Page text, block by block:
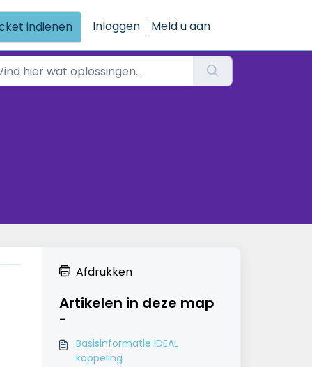
indienen Inloggen Meld u aan
Afdrukken
Artikelen in deze map
-
Basisinformatie iDEAL
koppeling